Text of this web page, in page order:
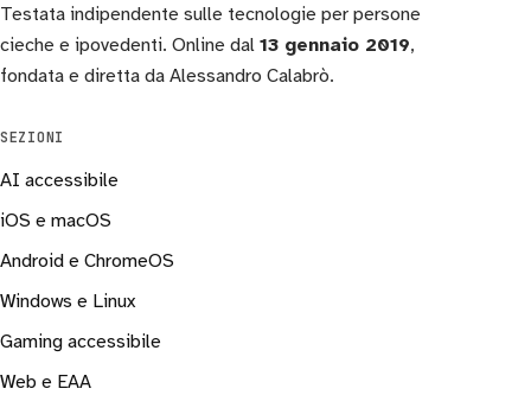
Testata indipendente sulle tecnologie per persone
cieche e ipovedenti. Online dal 13 gennaio 2019,
fondata e diretta da Alessandro Calabrò.
SEZIONI
AI accessibile
iOS e macOS
Android e ChromeOS
Windows e Linux
Gaming accessibile
Web e EAA